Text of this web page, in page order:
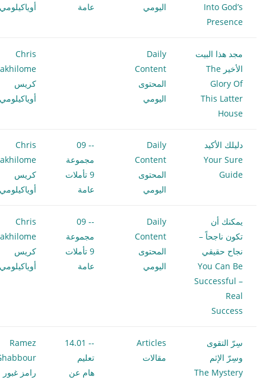
Into God’s
Presence
اليومي عامة
مجد هذا البيت
الأخير The
Glory Of
This Latter
House
Daily
Content
المحتوى
اليومي
Chris
كريس
دليلك الأكيد
Your Sure
Guide
Daily
Content
المحتوى
اليومي
-- 09
مجموعة
9 تأملات
عامة
Chris
كريس
يمكنك أن
تكون ناجحاً –
نجاح حقيقي
You Can Be
Successful –
Real
Success
Daily
Content
المحتوى
اليومي
-- 09
مجموعة
9 تأملات
عامة
Chris
كريس
سِرّ التقوى
وسِرّ الإثم
The Mystery
Articles
مقالات
-- 14.01
تعليم
هام عن
Ramez
رامز غبور